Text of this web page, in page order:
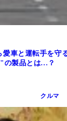
愛車と運転手を
の製品とは...？
クルマ